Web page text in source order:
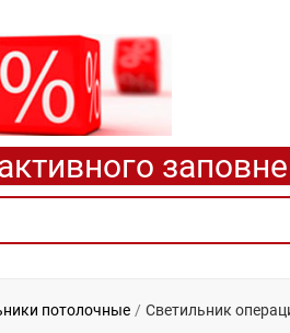
потолочные Светильник